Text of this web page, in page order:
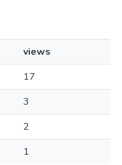
views
17
3
2
1